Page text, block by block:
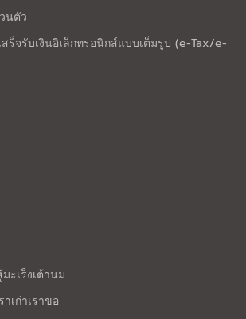
นตัว
ร็จรับเงินอิเล็กทรอนิกส์แบบเต็มรูป (e-Tax/e-
ะเร็งเต้านม
เก่าเราขอ